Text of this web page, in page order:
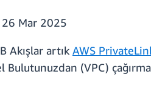
26 Mar 2025
Akışlar artık AWS
Bulutunuzdan (VPC)